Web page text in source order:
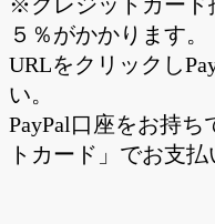
５％がかかります。
URLをクリックし
い。
PayPal口座をお持
トカード」でお支払